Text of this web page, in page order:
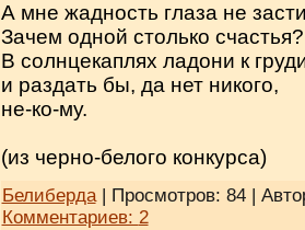
А мне жадность глаза не
Зачем одной столько счастья?
В солнцекаплях ладони к
и раздать бы, да нет никого,
не-ко-му.
(из черно-белого конкурса)
Белиберда| Просмотров: 84 |
Комментариев: 2